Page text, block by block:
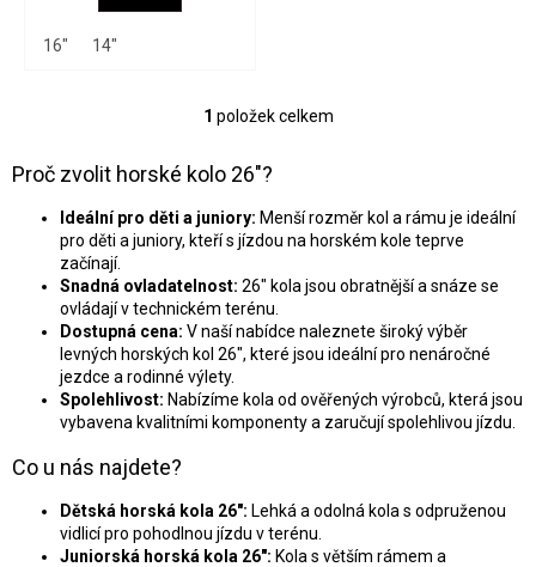
16" 14"
O
l
d
a
í
p
r
v
y
v
s
u
1 položek celkem
Proč zvolit horské kolo 26"?
Ideální pro děti a juniory: Menší rozměr kol a rámu je ideální
pro děti a juniory, kteří s jízdou na horském kole teprve
začínají.
Snadná ovladatelnost: 26" kola jsou obratnější a snáze se
ovládají v technickém terénu.
Dostupná cena: V naší nabídce naleznete široký výběr
levných horských kol 26", které jsou ideální pro nenáročné
jezdce a rodinné výlety.
Spolehlivost: Nabízíme kola od ověřených výrobců, která jsou
vybavena kvalitními komponenty a zaručují spolehlivou jízdu.
Co u nás najdete?
Dětská horská kola 26": Lehká a odolná kola s odpruženou
vidlicí pro pohodlnou jízdu v terénu.
Juniorská horská kola 26": Kola s větším rámem a